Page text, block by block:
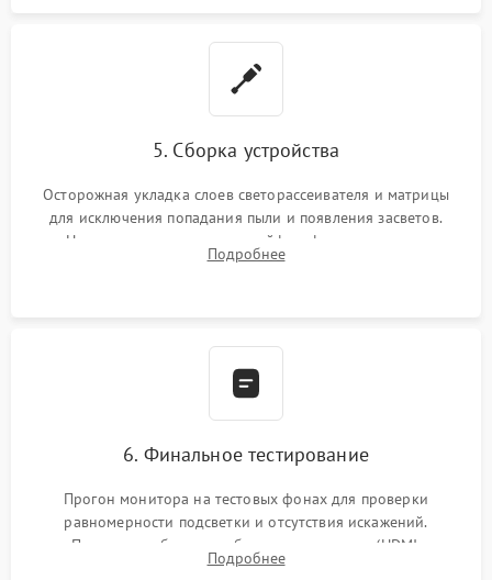
5. Сборка устройства
Осторожная укладка слоев светорассеивателя и матрицы
для исключения попадания пыли и появления засветов.
Надежное подключение шлейфов, фиксация плат и
аккуратное защелкивание пластикового корпуса монитора.
Подробнее
6. Финальное тестирование
Прогон монитора на тестовых фонах для проверки
равномерности подсветки и отсутствия искажений.
Проверка работоспособности всех портов (HDMI,
DisplayPort, VGA) и кнопок управления под нагрузкой в
Подробнее